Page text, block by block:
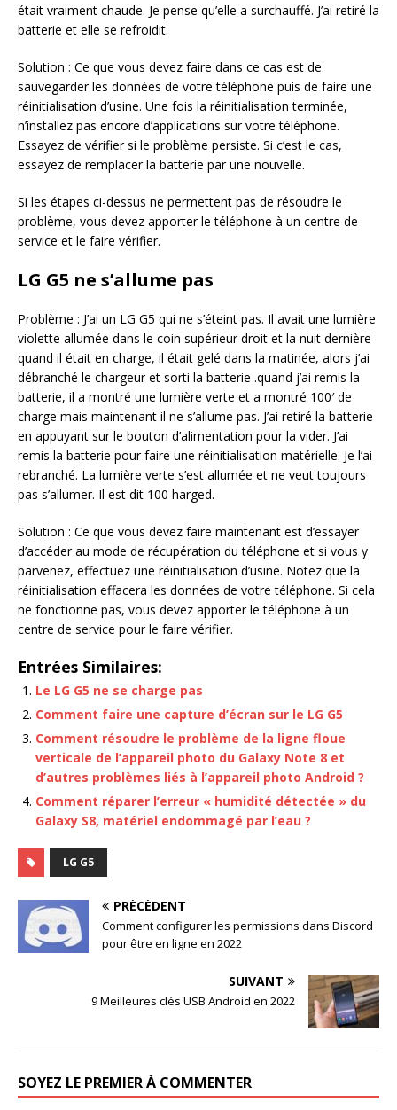
était vraiment chaude. Je pense qu’elle a surchauffé. J’ai retiré la
batterie et elle se refroidit.
Solution : Ce que vous devez faire dans ce cas est de
sauvegarder les données de votre téléphone puis de faire une
réinitialisation d’usine. Une fois la réinitialisation terminée,
n’installez pas encore d’applications sur votre téléphone.
Essayez de vérifier si le problème persiste. Si c’est le cas,
essayez de remplacer la batterie par une nouvelle.
Si les étapes ci-dessus ne permettent pas de résoudre le
problème, vous devez apporter le téléphone à un centre de
service et le faire vérifier.
LG G5 ne s’allume pas
Problème : J’ai un LG G5 qui ne s’éteint pas. Il avait une lumière
violette allumée dans le coin supérieur droit et la nuit dernière
quand il était en charge, il était gelé dans la matinée, alors j’ai
débranché le chargeur et sorti la batterie .quand j’ai remis la
batterie, il a montré une lumière verte et a montré 100′ de
charge mais maintenant il ne s’allume pas. J’ai retiré la batterie
en appuyant sur le bouton d’alimentation pour la vider. J’ai
remis la batterie pour faire une réinitialisation matérielle. Je l’ai
rebranché. La lumière verte s’est allumée et ne veut toujours
pas s’allumer. Il est dit 100 harged.
Solution : Ce que vous devez faire maintenant est d’essayer
d’accéder au mode de récupération du téléphone et si vous y
parvenez, effectuez une réinitialisation d’usine. Notez que la
réinitialisation effacera les données de votre téléphone. Si cela
ne fonctionne pas, vous devez apporter le téléphone à un
centre de service pour le faire vérifier.
Entrées Similaires:
Le LG G5 ne se charge pas
Comment faire une capture d’écran sur le LG G5
Comment résoudre le problème de la ligne floue
verticale de l’appareil photo du Galaxy Note 8 et
d’autres problèmes liés à l’appareil photo Android ?
Comment réparer l’erreur « humidité détectée » du
Galaxy S8, matériel endommagé par l’eau ?
LG G5
PRÉCÉDENT
Comment configurer les permissions dans Discord
pour être en ligne en 2022
SUIVANT
9 Meilleures clés USB Android en 2022
SOYEZ LE PREMIER À COMMENTER